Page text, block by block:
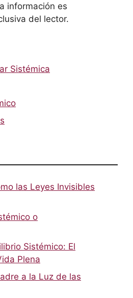
información es
del lector.
Sistémica
las Leyes Invisibles
o
Sistémico: El
Plena
a la Luz de las